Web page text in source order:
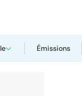
Émissions